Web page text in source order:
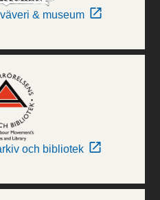
& museum
och bibliotek